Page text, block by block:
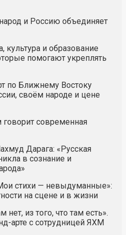
и Россию объединяет
культура и образование
помогают укреплять
по Ближнему Востоку
своём народе и цене
современная
Дарага: «Русская
в сознание и
стихи — невыдуманные»:
на сцене и в жизни
из того, что там есть».
арте с сотрудницей ЯХМ